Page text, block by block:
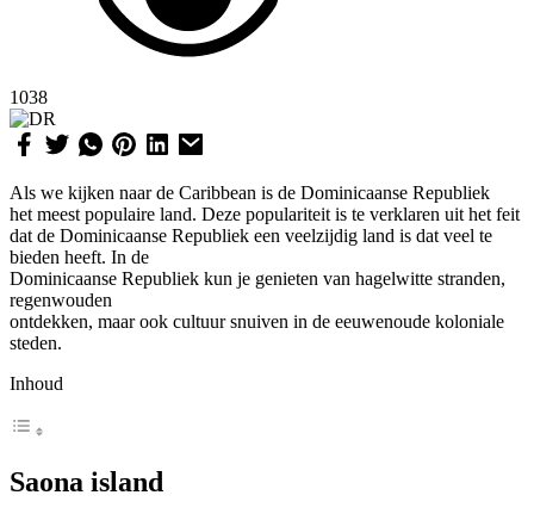
1038
Als we kijken naar de Caribbean is de Dominicaanse Republiek
het meest populaire land. Deze populariteit is te verklaren uit het feit
dat de Dominicaanse Republiek een veelzijdig land is dat veel te
bieden heeft. In de
Dominicaanse Republiek kun je genieten van hagelwitte stranden,
regenwouden
ontdekken, maar ook cultuur snuiven in de eeuwenoude koloniale
steden.
Inhoud
Saona island